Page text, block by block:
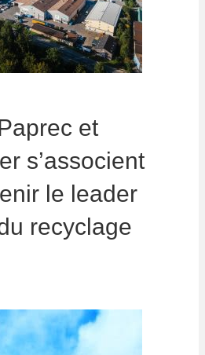
et
s’associent
le leader
recyclage